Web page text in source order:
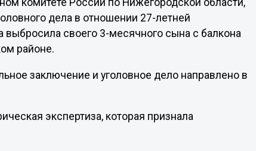
комитете России по Нижегородской области,
дела в отношении 27-летней
выбросила своего 3-месячного сына с балкона
районе.
заключение и уголовное дело направлено в
экспертиза, которая признала